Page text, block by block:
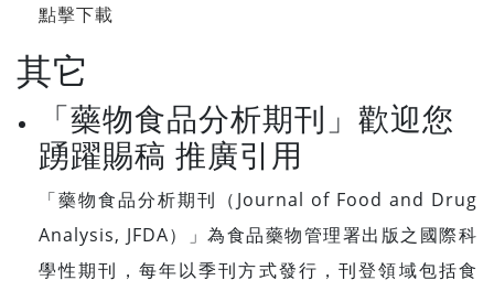
點擊下載
其它
「藥物食品分析期刊」歡迎您
踴躍賜稿 推廣引用
「藥物食品分析期刊（Journal of Food and Drug
Analysis, JFDA）」為食品藥物管理署出版之國際科
學性期刊，每年以季刊方式發行，刊登領域包括食